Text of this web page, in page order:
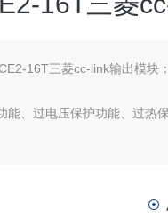
16T三菱cc-link输出模块：
能、过电压保护功能、过热